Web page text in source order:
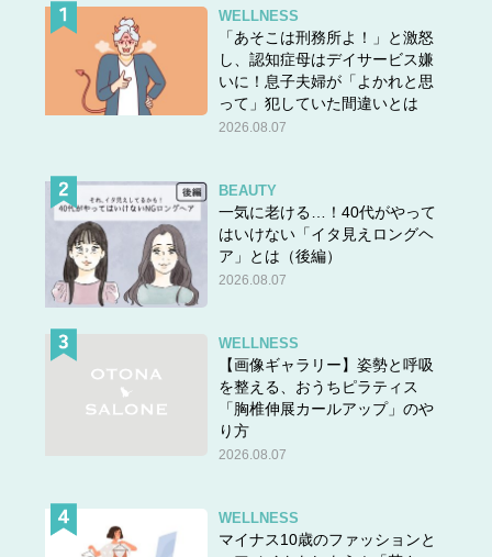
WELLNESS
「あそこは刑務所よ！」と激怒
し、認知症母はデイサービス嫌
いに！息子夫婦が「よかれと思
って」犯していた間違いとは
2026.08.07
BEAUTY
一気に老ける…！40代がやって
はいけない「イタ見えロングヘ
ア」とは（後編）
2026.08.07
WELLNESS
【画像ギャラリー】姿勢と呼吸
を整える、おうちピラティス
「胸椎伸展カールアップ」のや
り方
2026.08.07
WELLNESS
マイナス10歳のファッションと